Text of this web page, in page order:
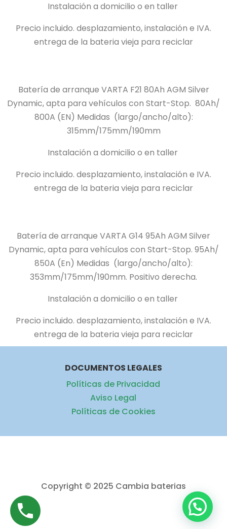
Instalación a domicilio o en taller
Precio incluido. desplazamiento, instalación e IVA.
entrega de la bateria vieja para reciclar
Batería de arranque VARTA F21 80Ah AGM Silver
Dynamic, apta para vehículos con Start-Stop. 80Ah/
800A (EN) Medidas (largo/ancho/alto):
315mm/175mm/190mm
Instalación a domicilio o en taller
Precio incluido. desplazamiento, instalación e IVA.
entrega de la bateria vieja para reciclar
Batería de arranque VARTA G14 95Ah AGM Silver
Dynamic, apta para vehículos con Start-Stop. 95Ah/
850A (En) Medidas (largo/ancho/alto):
353mm/175mm/190mm. Positivo derecha.
Instalación a domicilio o en taller
Precio incluido. desplazamiento, instalación e IVA.
entrega de la bateria vieja para reciclar
DOCUMENTOS LEGALES
Políticas de Privacidad
Aviso Legal
Políticas de Cookies
Copyright © 2025 Cambia baterias